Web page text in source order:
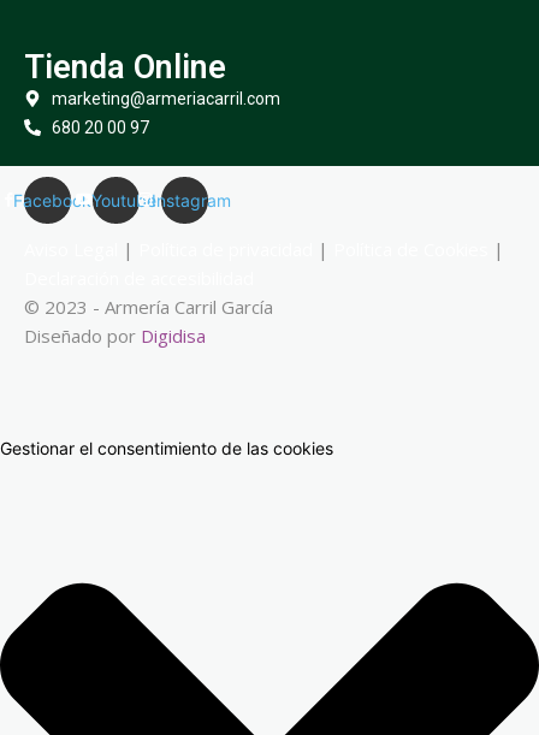
Tienda Online
marketing@armeriacarril.com
680 20 00 97
FacebookYoutubeInstagram
| |
|
© 2023 - Armería Carril García
Diseñado por Digidisa
Gestionar el consentimiento de las cookies